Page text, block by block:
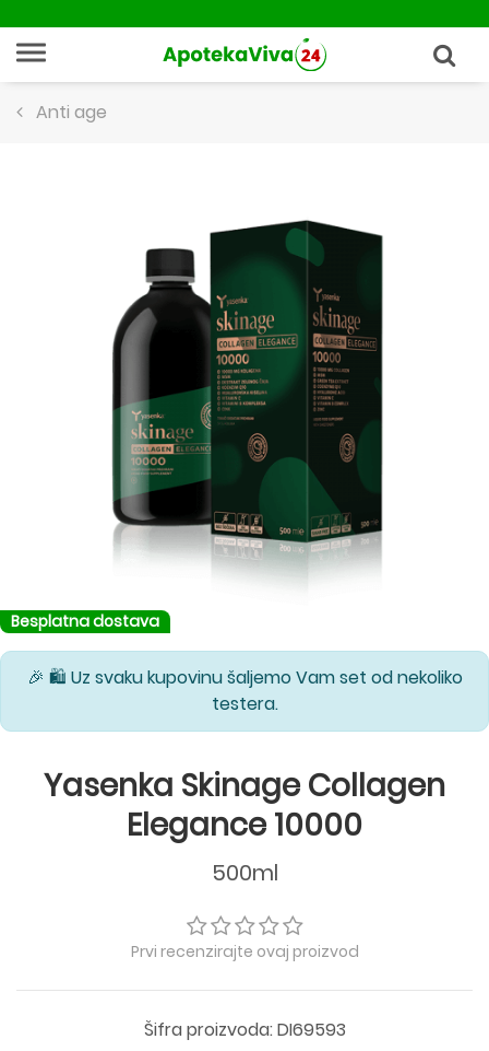
Anti age
Besplatna dostava
🎉 🛍️ Uz svaku kupovinu šaljemo Vam set od nekoliko
testera.
Yasenka Skinage Collagen
Elegance 10000
500ml
Prvi recenzirajte ovaj proizvod
Šifra proizvoda: DI69593